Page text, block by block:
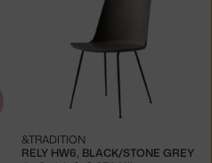
RELY HW6, BLACK/STONE GREY
&TRADITION